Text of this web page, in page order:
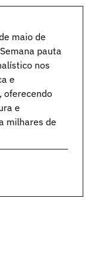
maio de
pauta
nos
e
oferecendo
e
milhares de